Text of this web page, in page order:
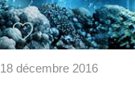
18 décembre 2016